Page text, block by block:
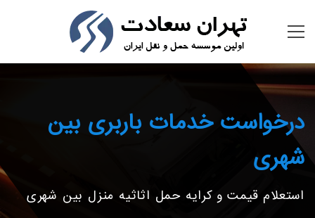
درخواست خدمات باربری بین
شهری
استعلام قیمت و کرایه حمل اثاثیه منزل بین شهری